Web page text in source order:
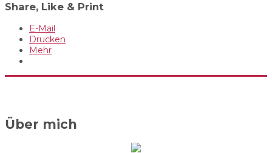
Share, Like & Print
E-Mail
Drucken
Mehr
Über mich